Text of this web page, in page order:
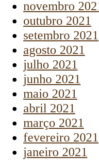
novembro
outubro 2021
setembro 2021
agosto 2021
julho 2021
junho 2021
maio 2021
abril 2021
março 2021
fevereiro 2021
janeiro 2021